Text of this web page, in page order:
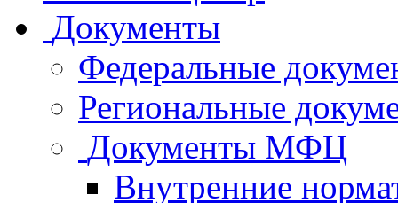
Документы
Федеральные
Региональные
Документы МФЦ
Внутренние